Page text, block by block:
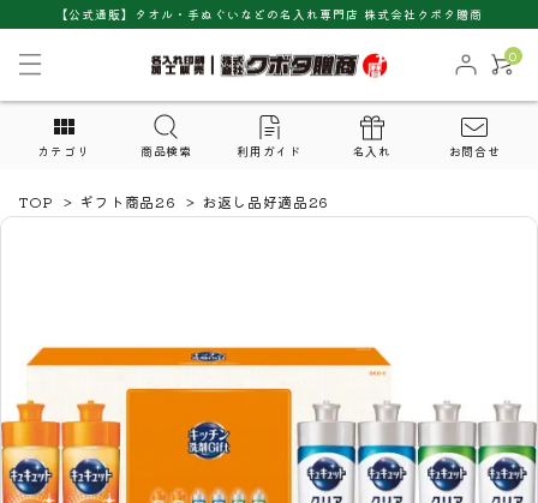
【公式通販】タオル・手ぬぐいなどの名入れ専門店 株式会社クボタ贈商
0
カテゴリ 商品検索 利用ガイド 名入れ お問合せ
TOP > ギフト商品26 > お返し品好適品26